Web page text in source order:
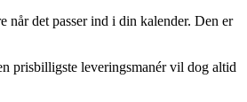
det passer ind i din kalender. Den er
prisbilligste leveringsmanér vil dog altid